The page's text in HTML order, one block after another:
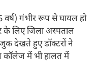
गंभीर रूप से घायल हो
के लिए जिला अस्पताल
देखते हुए डॉक्टरों ने
कॉलेज में भी हालत में